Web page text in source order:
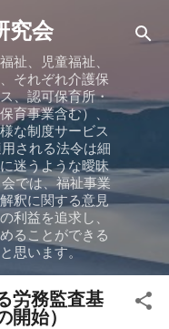
ンツに移動
究会
祉、児童福祉、
それぞれ介護保
、認可保育所・
育事業含む）、
な制度サービス
される法令は細
迷うような曖昧
では、福祉事業
釈に関する意見
利益を追求し、
ることができる
思います。
労務監査基
始）